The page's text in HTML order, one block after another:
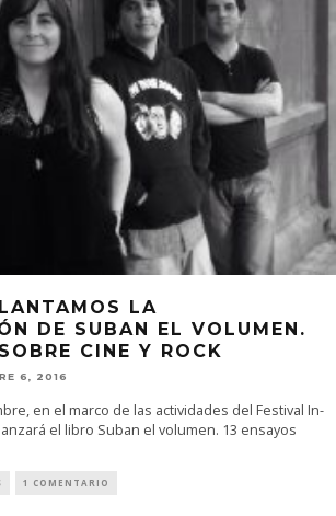
LA
DE SUBAN EL VOLUMEN.
CINE Y ROCK
6, 2016
en el marco de las actividades del Festival In-
el libro Suban el volumen. 13 ensayos
1 COMENTARIO